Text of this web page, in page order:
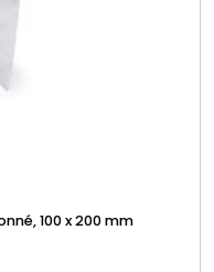
100 x 200 mm